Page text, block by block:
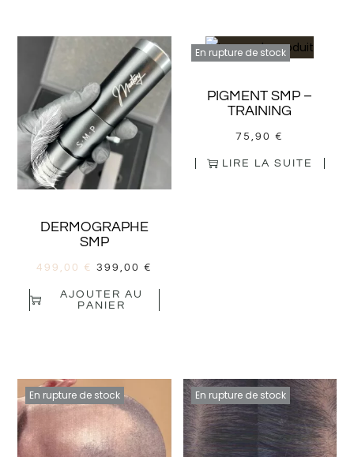
DERMOGRAPHE
SMP
499,00 € 399,00 €
AJOUTER AU
PANIER
En rupture de stock
PIGMENT SMP –
TRAINING
75,90€
LIRE LA SUITE
En rupture de stock En rupture de stock